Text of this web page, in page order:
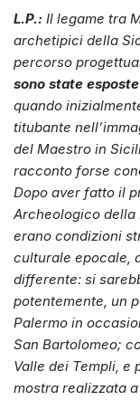
L.P.: Il legame tra
archetipici della
percorso
sono state
quando
titubante
del Maestro in
racconto forse
Dopo aver fatto il
Archeologico della
erano condizioni
culturale epocale,
differente: si
potentemente, un
Palermo in
San Bartolomeo;
Valle dei Templi, e
mostra realizzata